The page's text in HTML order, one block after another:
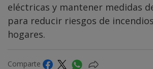
eléctricas y mantener medidas
para reducir riesgos de
hogares.
Comparte